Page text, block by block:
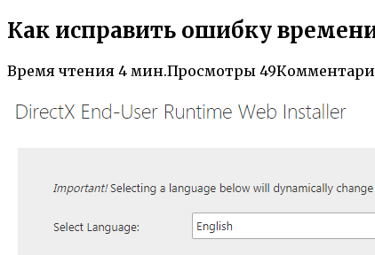
Как исправить ошибку
Время чтения 4 мин.Просмотры 49